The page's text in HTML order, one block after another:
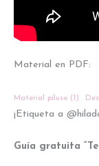
Material en PDF:
Material piluso (1)
¡Etiqueta a
Guía gratuita